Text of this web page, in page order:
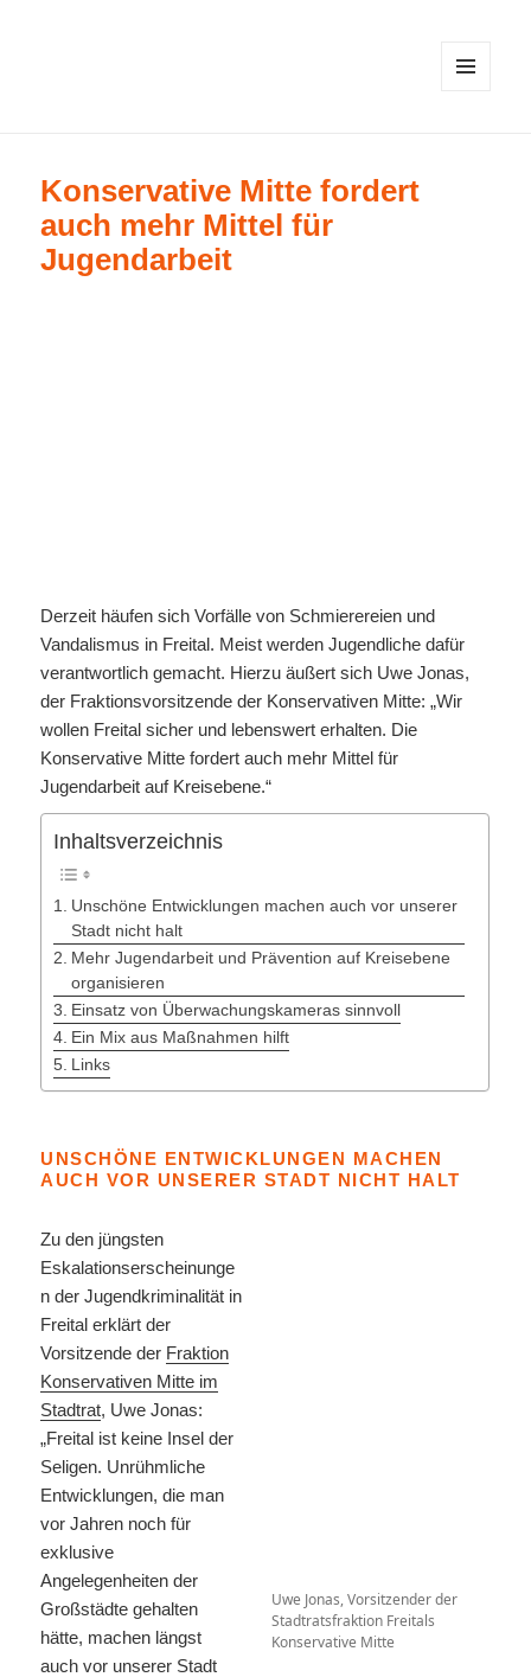
Konservative Mitte fordert
auch mehr Mittel für
Jugendarbeit
Derzeit häufen sich Vorfälle von Schmierereien und
Vandalismus in Freital. Meist werden Jugendliche dafür
verantwortlich gemacht. Hierzu äußert sich Uwe Jonas,
der Fraktionsvorsitzende der Konservativen Mitte: „Wir
wollen Freital sicher und lebenswert erhalten. Die
Konservative Mitte fordert auch mehr Mittel für
Jugendarbeit auf Kreisebene.“
Inhaltsverzeichnis
Unschöne Entwicklungen machen auch vor unserer
Stadt nicht halt
Mehr Jugendarbeit und Prävention auf Kreisebene
organisieren
Einsatz von Überwachungskameras sinnvoll
Ein Mix aus Maßnahmen hilft
Links
UNSCHÖNE ENTWICKLUNGEN MACHEN
AUCH VOR UNSERER STADT NICHT HALT
Uwe Jonas, Vorsitzender der
Stadtratsfraktion Freitals
Konservative Mitte
Zu den jüngsten
Eskalationserscheinunge
n der Jugendkriminalität in
Freital erklärt der
Vorsitzende der Fraktion
Konservativen Mitte im
Stadtrat, Uwe Jonas:
„Freital ist keine Insel der
Seligen. Unrühmliche
Entwicklungen, die man
vor Jahren noch für
exklusive
Angelegenheiten der
Großstädte gehalten
hätte, machen längst
auch vor unserer Stadt